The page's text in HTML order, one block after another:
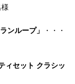
様
ンループ」
・・・
ィセット クラシッ